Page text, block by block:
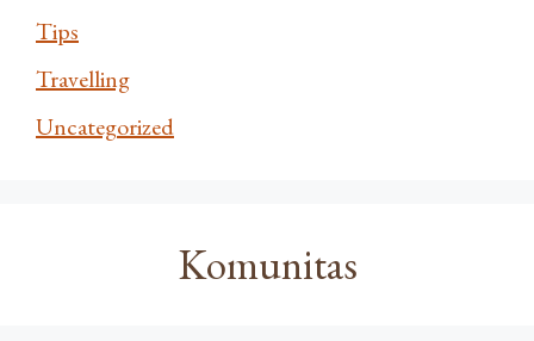
Tips
Travelling
Uncategorized
Komunitas